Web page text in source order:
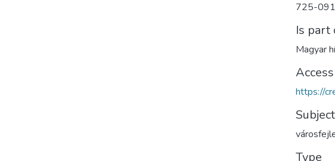
725-
Is part
Magyar
https://
Subject
Type